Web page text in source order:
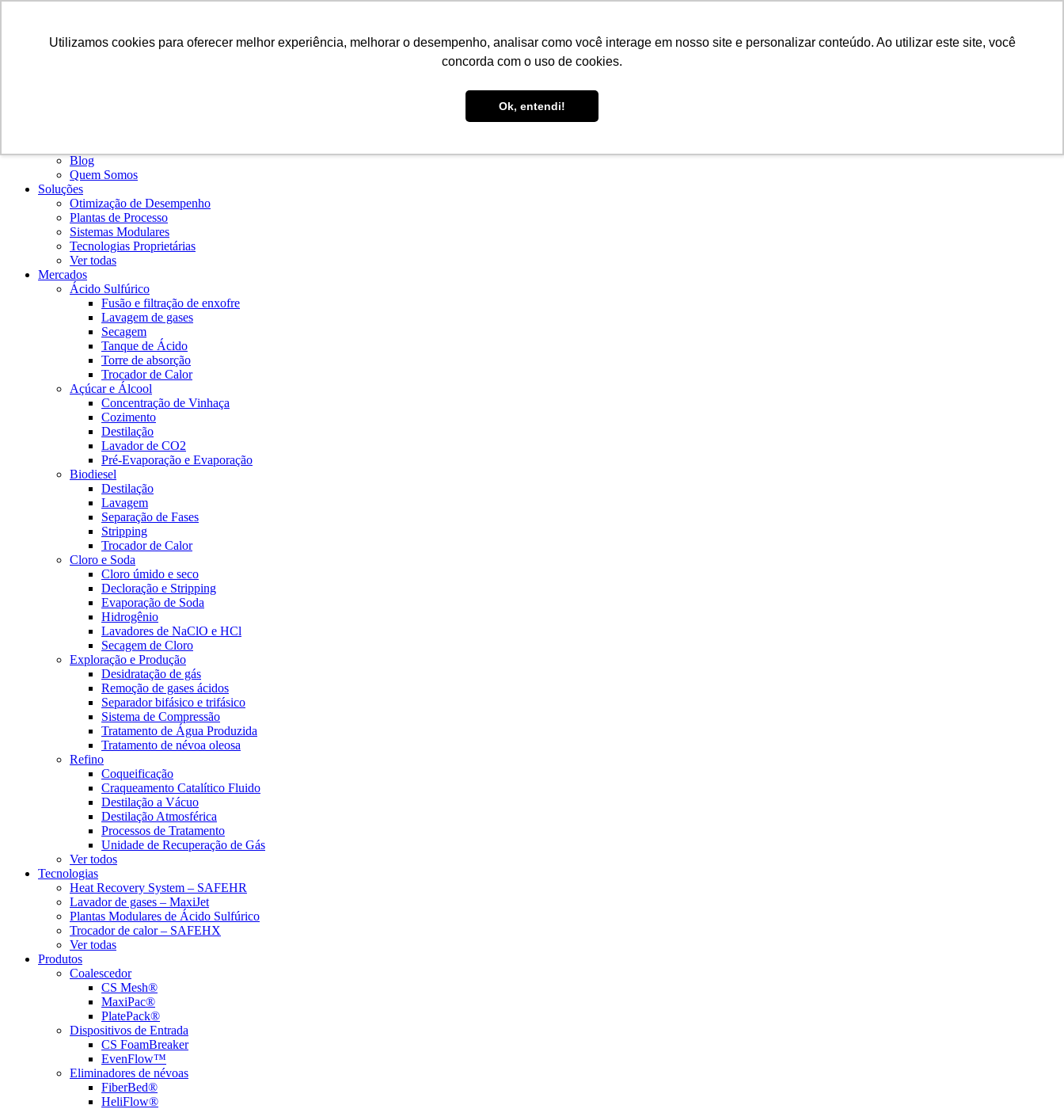
Utilizamos cookies para oferecer melhor experiência, melhorar o desempenho, analisar como você interage em nosso site e personalizar conteúdo. Ao utilizar este site, você
concorda com o uso de cookies.
Ok, entendi!
Blog
Quem Somos
Soluções
Otimização de Desempenho
Plantas de Processo
Sistemas Modulares
Tecnologias Proprietárias
Ver todas
Mercados
Ácido Sulfúrico
Fusão e filtração de enxofre
Lavagem de gases
Secagem
Tanque de Ácido
Torre de absorção
Trocador de Calor
Açúcar e Álcool
Concentração de Vinhaça
Cozimento
Destilação
Lavador de CO2
Pré-Evaporação e Evaporação
Biodiesel
Destilação
Lavagem
Separação de Fases
Stripping
Trocador de Calor
Cloro e Soda
Cloro úmido e seco
Decloração e Stripping
Evaporação de Soda
Hidrogênio
Lavadores de NaClO e HCl
Secagem de Cloro
Exploração e Produção
Desidratação de gás
Remoção de gases ácidos
Separador bifásico e trifásico
Sistema de Compressão
Tratamento de Água Produzida
Tratamento de névoa oleosa
Refino
Coqueificação
Craqueamento Catalítico Fluido
Destilação a Vácuo
Destilação Atmosférica
Processos de Tratamento
Unidade de Recuperação de Gás
Ver todos
Tecnologias
Heat Recovery System – SAFEHR
Lavador de gases – MaxiJet
Plantas Modulares de Ácido Sulfúrico
Trocador de calor – SAFEHX
Ver todas
Produtos
Coalescedor
CS Mesh®
MaxiPac®
PlatePack®
Dispositivos de Entrada
CS FoamBreaker
EvenFlow™
Eliminadores de névoas
FiberBed®
HeliFlow®